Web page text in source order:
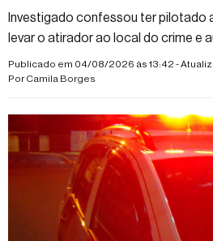
Investigado confessou ter pilotado
levar o atirador ao local do crime e
segue em busca do autor dos
Publicado em 04/08/2026 às 13:42 -
PorCamila Borges